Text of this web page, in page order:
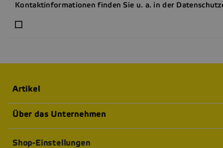
Kontaktinformationen finden Sie u. a. in der
Artikel
Über das Unternehmen
Shop-Einstellungen